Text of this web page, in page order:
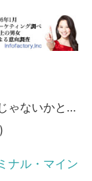
ゃないかと…
ナル・マイン